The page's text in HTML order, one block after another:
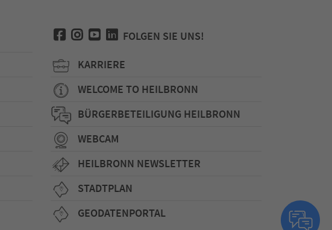
FOLGEN SIE UNS!
KARRIERE
WELCOME TO HEILBRONN
BÜRGERBETEILIGUNG HEILBRONN
WEBCAM
HEILBRONN NEWSLETTER
STADTPLAN
GEODATENPORTAL